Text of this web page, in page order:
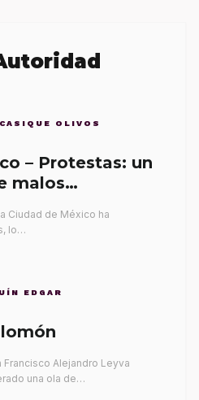
OLIVOS
– Protestas: un
malos
Ciudad de México ha
lo…
EDGAR
Alejandro Leyva
una ola de…